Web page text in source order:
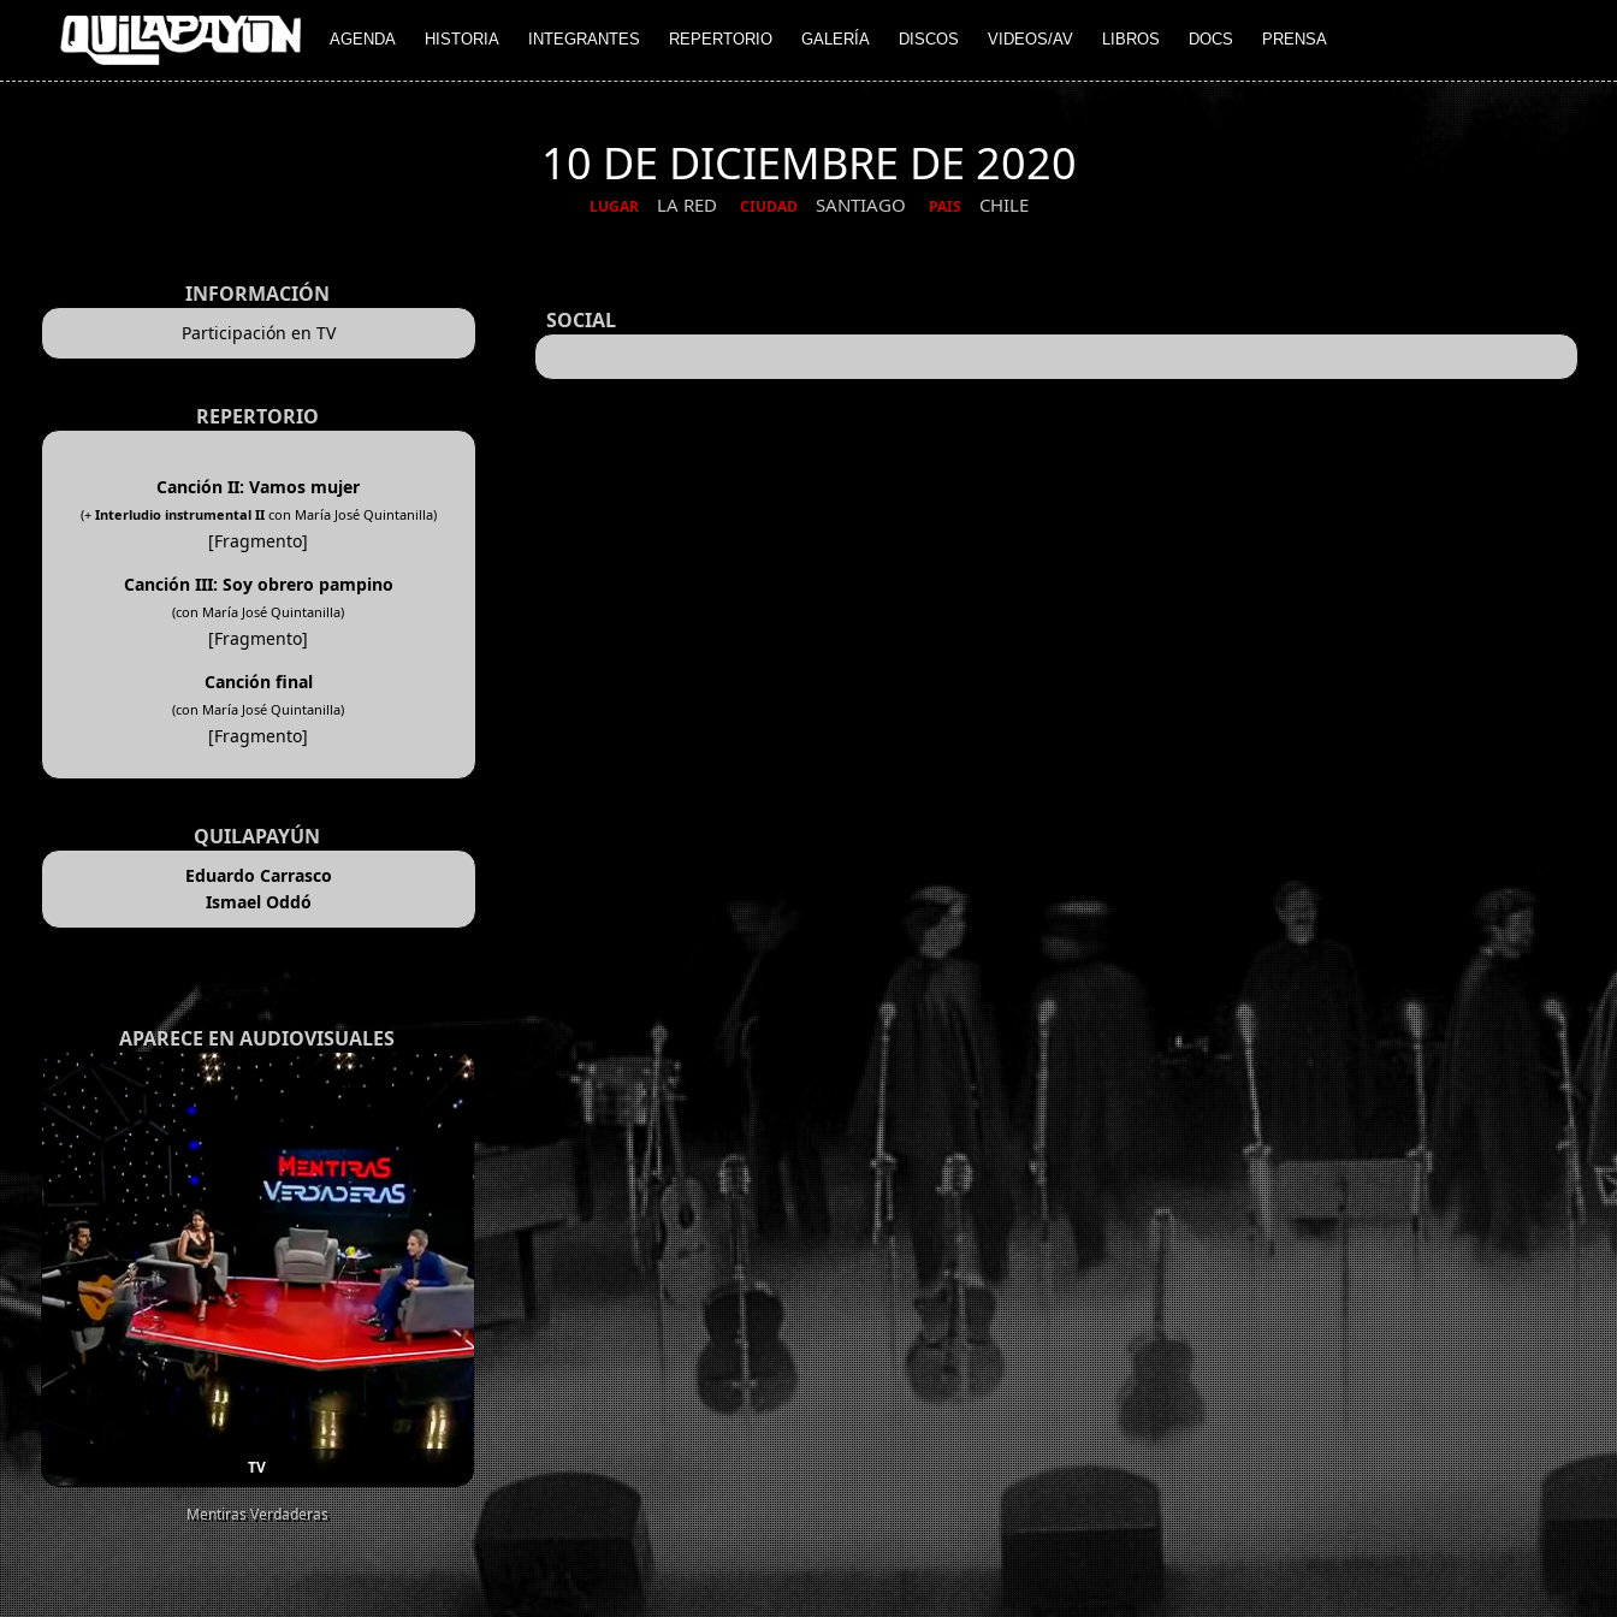
AGENDA HISTORIA INTEGRANTES REPERTORIO GALERÍA DISCOS VIDEOS/AV LIBROS DOCS PRENSA
10 DE DICIEMBRE DE 2020
LUGAR LA RED CIUDAD SANTIAGO PAIS CHILE
INFORMACIÓN
Participación en TV
REPERTORIO
Canción II: Vamos mujer
(+ Interludio instrumental IIcon María José Quintanilla)
[Fragmento]
Canción III: Soy obrero pampino
(con María José Quintanilla)
[Fragmento]
Canción final
(con María José Quintanilla)
[Fragmento]
QUILAPAYÚN
Eduardo Carrasco
Ismael Oddó
APARECE EN AUDIOVISUALES
TV
Mentiras Verdaderas
SOCIAL